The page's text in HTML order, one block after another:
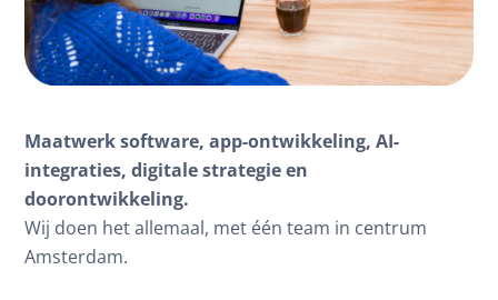
Maatwerk software, app-ontwikkeling, AI-
integraties, digitale strategie en
doorontwikkeling.
Wij doen het allemaal, met één team in centrum
Amsterdam.